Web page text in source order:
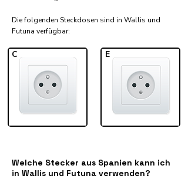
Die folgenden Steckdosen sind in Wallis und
Futuna verfügbar:​
C E
Welche Stecker aus Spanien kann ich
in Wallis und Futuna verwenden?